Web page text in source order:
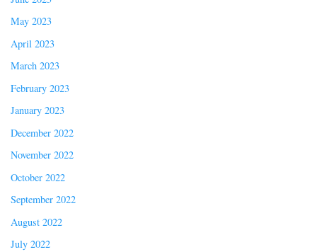
May 2023
April 2023
March 2023
February 2023
January 2023
December 2022
November 2022
October 2022
September 2022
August 2022
July 2022